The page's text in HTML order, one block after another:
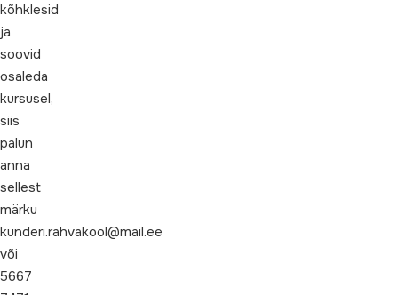
kõhklesid
ja
soovid
osaleda
kursusel,
siis
palun
anna
sellest
märku
kunderi.rahvakool@mail.ee
või
5667